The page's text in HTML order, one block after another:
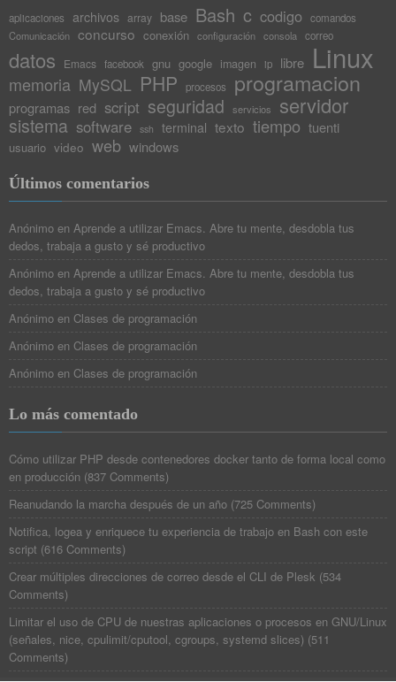
aplicaciones archivos array base Bash c codigo
comandos
Comunicación concurso conexión configuración consola correo
datos Emacs facebook gnu google imagen ip libre Linux
memoria MySQL PHP procesos programacion
programas red script seguridad servicios servidor
sistema software ssh terminal texto tiempo tuenti
usuario video web windows
Últimos comentarios
Anónimo en Aprende a utilizar Emacs. Abre tu mente, desdobla tus
dedos, trabaja a gusto y sé productivo
Anónimo en Aprende a utilizar Emacs. Abre tu mente, desdobla tus
dedos, trabaja a gusto y sé productivo
Anónimo en Clases de programación
Anónimo en Clases de programación
Anónimo en Clases de programación
Lo más comentado
Cómo utilizar PHP desde contenedores docker tanto de forma local como
en producción (837 Comments)
Reanudando la marcha después de un año (725 Comments)
Notifica, logea y enriquece tu experiencia de trabajo en Bash con este
script (616 Comments)
Crear múltiples direcciones de correo desde el CLI de Plesk (534
Comments)
Limitar el uso de CPU de nuestras aplicaciones o procesos en GNU/Linux
(señales, nice, cpulimit/cputool, cgroups, systemd slices) (511
Comments)